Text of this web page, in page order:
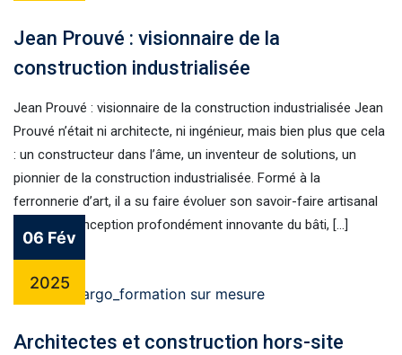
Jean Prouvé : visionnaire de la
construction industrialisée
Jean Prouvé : visionnaire de la construction industrialisée Jean
Prouvé n’était ni architecte, ni ingénieur, mais bien plus que cela
: un constructeur dans l’âme, un inventeur de solutions, un
pionnier de la construction industrialisée. Formé à la
ferronnerie d’art, il a su faire évoluer son savoir-faire artisanal
vers une conception profondément innovante du bâti, […]
06 Fév
2025
Architectes et construction hors-site